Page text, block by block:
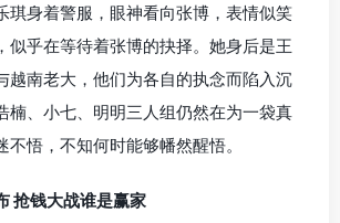
琪身着警服，眼神看向张博，表情似笑
似乎在等待着张博的抉择。她身后是王
越南老大，他们为各自的执念而陷入沉
楠、小七、明明三人组仍然在为一袋真
悟，不知何时能够幡然醒悟。
抢钱大战谁是赢家